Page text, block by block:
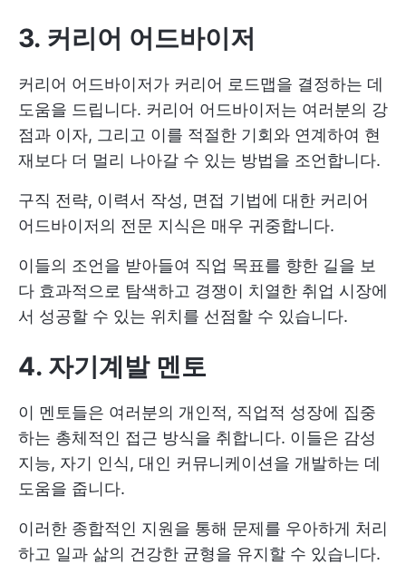
3. 커리어 어드바이저
커리어 어드바이저가 커리어 로드맵을 결정하는 데
도움을 드립니다. 커리어 어드바이저는 여러분의 강
점과 이자, 그리고 이를 적절한 기회와 연계하여 현
재보다 더 멀리 나아갈 수 있는 방법을 조언합니다.
구직 전략, 이력서 작성, 면접 기법에 대한 커리어
어드바이저의 전문 지식은 매우 귀중합니다.
이들의 조언을 받아들여 직업 목표를 향한 길을 보
다 효과적으로 탐색하고 경쟁이 치열한 취업 시장에
서 성공할 수 있는 위치를 선점할 수 있습니다.
4. 자기계발 멘토
이 멘토들은 여러분의 개인적, 직업적 성장에 집중
하는 총체적인 접근 방식을 취합니다. 이들은 감성
지능, 자기 인식, 대인 커뮤니케이션을 개발하는 데
도움을 줍니다.
이러한 종합적인 지원을 통해 문제를 우아하게 처리
하고 일과 삶의 건강한 균형을 유지할 수 있습니다.